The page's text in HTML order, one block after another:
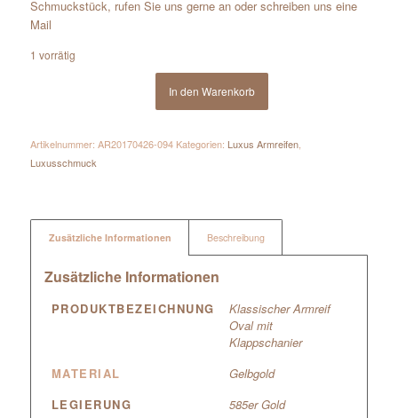
Schmuckstück, rufen Sie uns gerne an oder schreiben uns eine
Mail
1 vorrätig
In den Warenkorb
Artikelnummer: AR20170426-094 Kategorien: Luxus Armreifen,
Luxusschmuck
Zusätzliche Informationen Beschreibung
Zusätzliche Informationen
PRODUKTBEZEICHNUNG
Klassischer Armreif
Oval mit
Klappschanier
MATERIAL
Gelbgold
LEGIERUNG
585er Gold